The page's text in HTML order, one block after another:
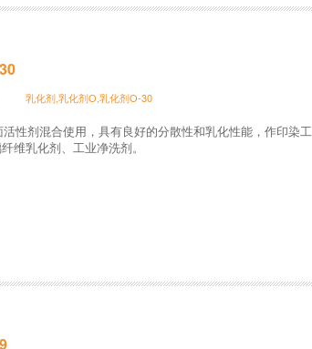
乳化剂,乳化剂O,乳化剂O-30
性剂混合使用，具有良好的分散性和乳化性能，作印染工
维乳化剂、工业净洗剂。